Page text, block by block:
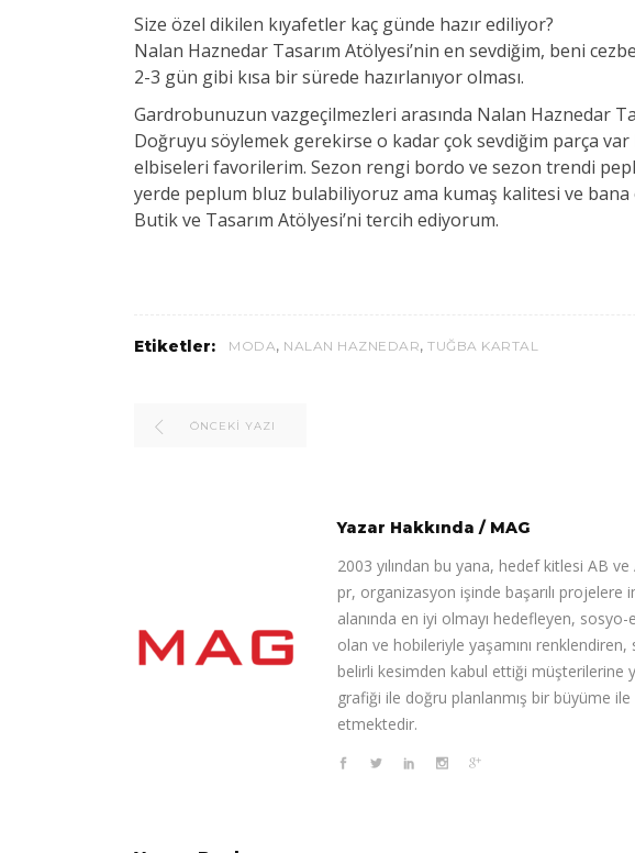
Size özel dikilen kıyafetler kaç günde hazır ediliyor?
Nalan Haznedar Tasarım Atölyesi’nin en sevdiğim, beni
2-3 gün gibi kısa bir sürede hazırlanıyor olması.
Gardrobunuzun vazgeçilmezleri arasında Nalan Haznedar
Doğruyu söylemek gerekirse o kadar çok sevdiğim parça
elbiseleri favorilerim. Sezon rengi bordo ve sezon trendi
yerde peplum bluz bulabiliyoruz ama kumaş kalitesi ve
Butik ve Tasarım Atölyesi’ni tercih ediyorum.
Etiketler: MODA, NALAN HAZNEDAR, TUĞBA KARTAL
ÖNCEKI YAZI
Yazar Hakkında / MAG
2003 yılından bu yana, hedef kitlesi AB
pr, organizasyon işinde başarılı projelere
alanında en iyi olmayı hedefleyen,
olan ve hobileriyle yaşamını
belirli kesimden kabul ettiği müşterilerine
grafiği ile doğru planlanmış bir büyüme
etmektedir.